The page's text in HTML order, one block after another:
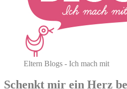
Eltern Blogs - Ich mach mit
Schenkt mir ein Herz